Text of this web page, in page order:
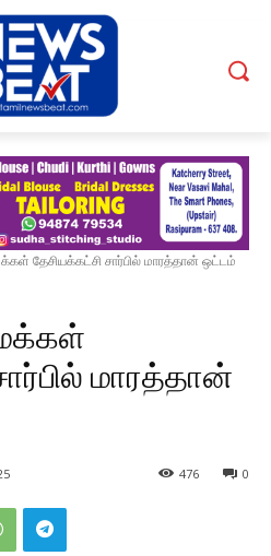
தேசியக்கட்சி சார்பில் மாரத்தான் ஒட்டம்
மாரத்தான்
0
476